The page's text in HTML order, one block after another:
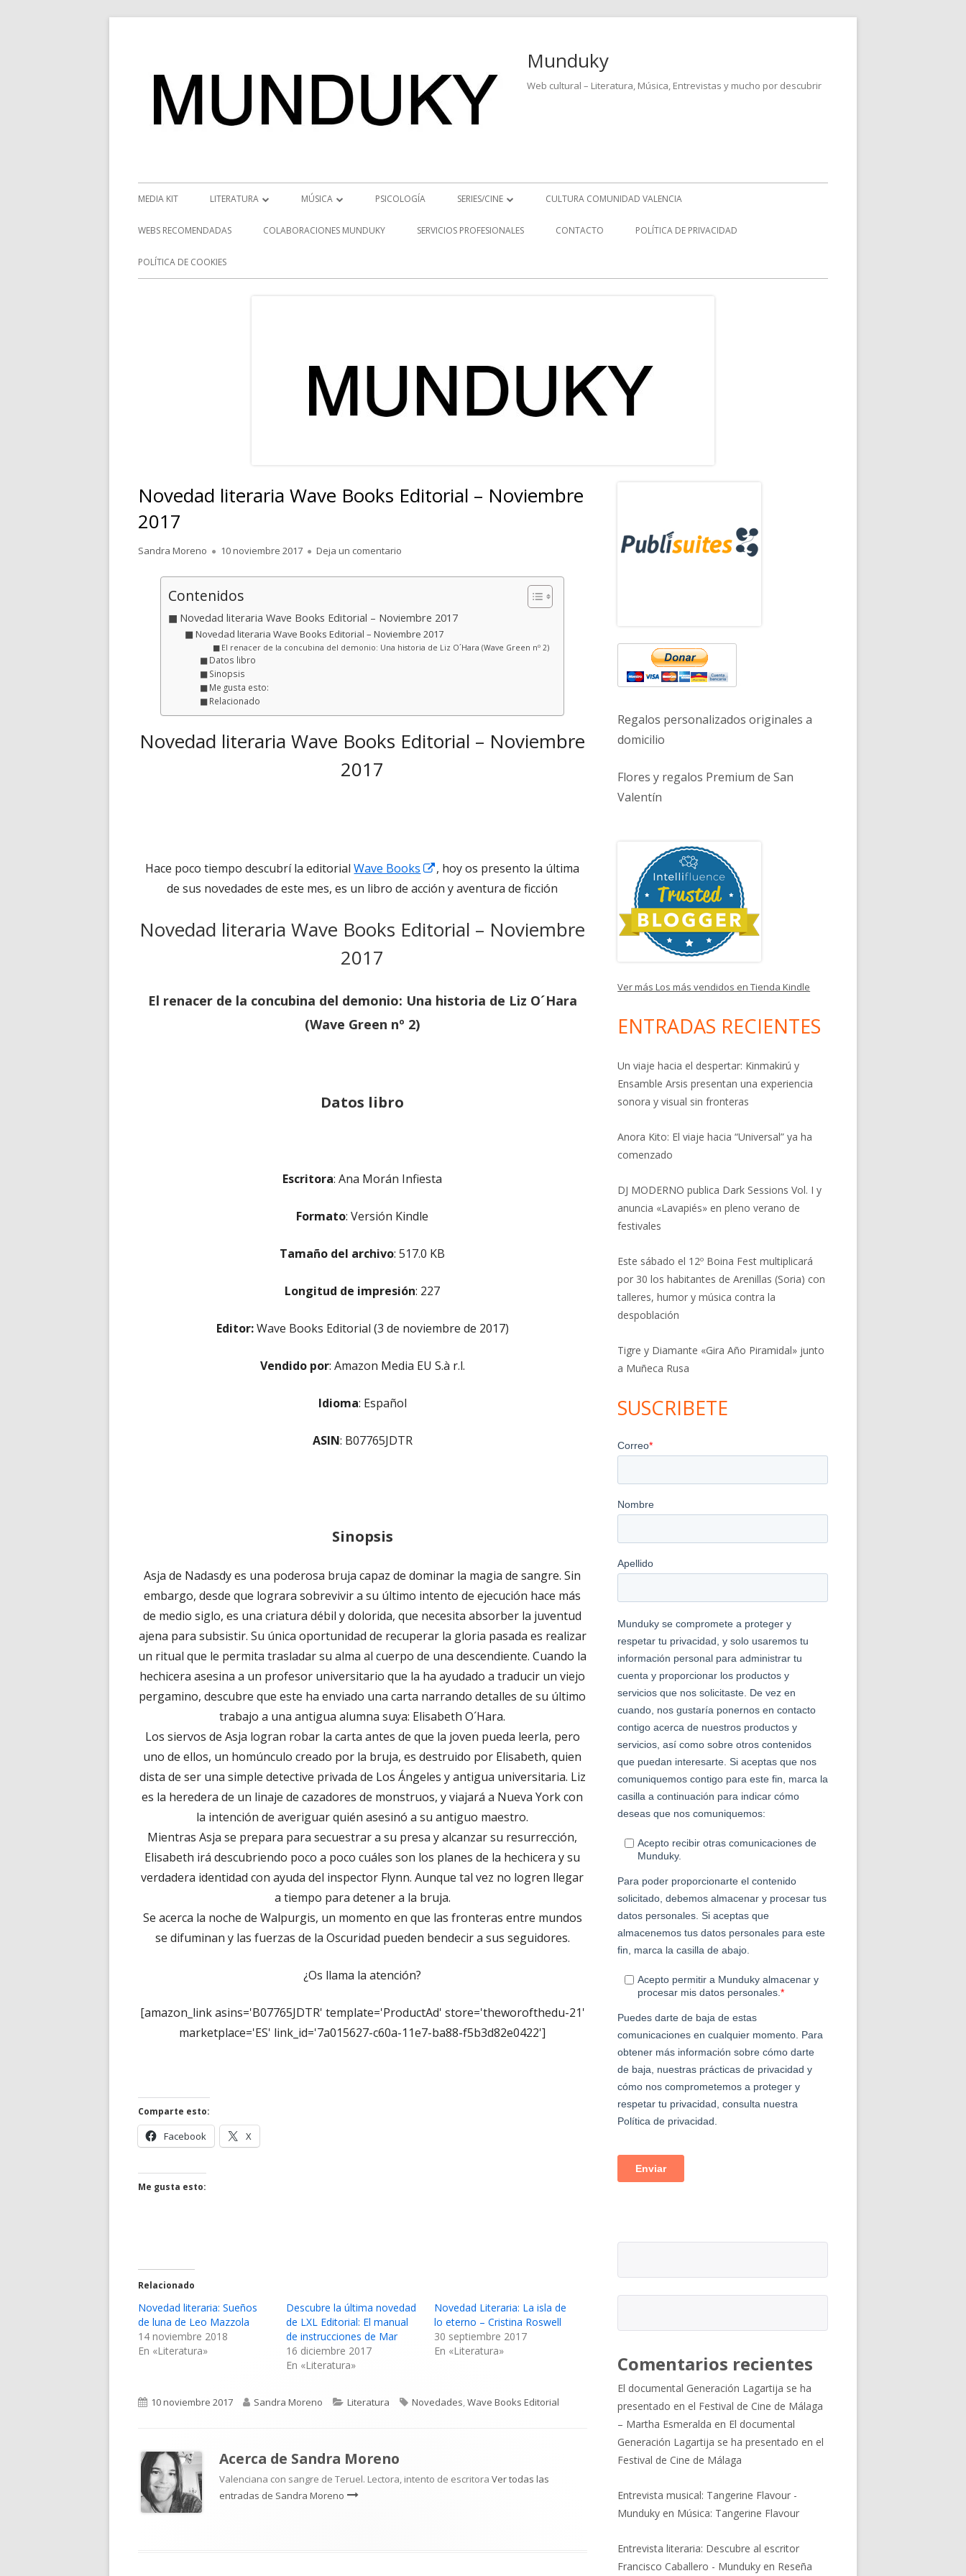
Munduky
Web cultural – Literatura, Música, Entrevistas y mucho por descubrir
Menú
principal
MEDIA KIT LITERATURA
RESEÑAS
NOVEDADES
MÚSICA
NOTICIAS MUSICALES
PSICOLOGÍA SERIES/CINE
SERIES
CULTURA COMUNIDAD VALENCIA
WEBS RECOMENDADAS COLABORACIONES MUNDUKY SERVICIOS PROFESIONALES CONTACTO POLÍTICA DE PRIVACIDAD
POLÍTICA DE COOKIES
Novedad literaria Wave Books Editorial – Noviembre
2017
Autor
Sandra Moreno
Publicado
10 noviembre 2017 Deja un comentario para Novedad literaria Wave Books Editorial – Noviembre 2017
Contenidos
Novedad literaria Wave Books Editorial – Noviembre 2017
Novedad literaria Wave Books Editorial – Noviembre 2017
El renacer de la concubina del demonio: Una historia de Liz O´Hara (Wave Green nº 2)
Datos libro
Sinopsis
Me gusta esto:
Relacionado
Novedad literaria Wave Books Editorial – Noviembre
2017
Hace poco tiempo descubrí la editorialWave Books
Abrir
en
ventana
, hoy os presento la última
de sus novedades de este mes, es un libro de acción y aventura de ficción
Novedad literaria Wave Books Editorial – Noviembre
2017
El renacer de la concubina del demonio: Una historia de Liz O´Hara
(Wave Green nº 2)
Datos libro
Escritora:Ana Morán Infiesta
Formato: Versión Kindle
Tamaño del archivo: 517.0 KB
Longitud de impresión: 227
Editor:Wave Books Editorial (3 de noviembre de 2017)
Vendido por: Amazon Media EU S.à r.l.
Idioma: Español
ASIN: B07765JDTR
Sinopsis
Asja de Nadasdy es una poderosa bruja capaz de dominar la magia de sangre. Sin
embargo, desde que lograra sobrevivir a su último intento de ejecución hace más
de medio siglo, es una criatura débil y dolorida, que necesita absorber la juventud
ajena para subsistir. Su única oportunidad de recuperar la gloria pasada es realizar
un ritual que le permita trasladar su alma al cuerpo de una descendiente. Cuando la
hechicera asesina a un profesor universitario que la ha ayudado a traducir un viejo
pergamino, descubre que este ha enviado una carta narrando detalles de su último
trabajo a una antigua alumna suya: Elisabeth O´Hara.
Los siervos de Asja logran robar la carta antes de que la joven pueda leerla, pero
uno de ellos, un homúnculo creado por la bruja, es destruido por Elisabeth, quien
dista de ser una simple detective privada de Los Ángeles y antigua universitaria. Liz
es la heredera de un linaje de cazadores de monstruos, y viajará a Nueva York con
la intención de averiguar quién asesinó a su antiguo maestro.
Mientras Asja se prepara para secuestrar a su presa y alcanzar su resurrección,
Elisabeth irá descubriendo poco a poco cuáles son los planes de la hechicera y su
verdadera identidad con ayuda del inspector Flynn. Aunque tal vez no logren llegar
a tiempo para detener a la bruja.
Se acerca la noche de Walpurgis, un momento en que las fronteras entre mundos
se difuminan y las fuerzas de la Oscuridad pueden bendecir a sus seguidores.
¿Os llama la atención?
[amazon_link asins='B07765JDTR' template='ProductAd' store='theworofthedu-21'
marketplace='ES' link_id='7a015627-c60a-11e7-ba88-f5b3d82e0422']
Comparte esto:
Facebook
Abrir
en
X
en
Me gusta esto:
Relacionado
Novedad literaria: Sueños
de luna de Leo Mazzola
14 noviembre 2018
En «Literatura»
Descubre la última novedad
de LXL Editorial: El manual
de instrucciones de Mar
16 diciembre 2017
En «Literatura»
Novedad Literaria: La isla de
lo eterno – Cristina Roswell
30 septiembre 2017
En «Literatura»
Publicado
10 noviembre 2017 Autor
Sandra Moreno Categorías
Literatura Etiquetas
Novedades,Wave Books Editorial
Acerca de Sandra Moreno
Valenciana con sangre de Teruel. Lectora, intento de escritora Ver todas las
entradas de Sandra Moreno
lateral
principal
Regalos personalizados originales a
domicilio
Flores y regalos Premium de San
Valentín
Ver más Los más vendidos en Tienda Kindle
ENTRADAS RECIENTES
Un viaje hacia el despertar: Kinmakirú y
Ensamble Arsis presentan una experiencia
sonora y visual sin fronteras
Anora Kito: El viaje hacia “Universal” ya ha
comenzado
DJ MODERNO publica Dark Sessions Vol. I y
anuncia «Lavapiés» en pleno verano de
festivales
Este sábado el 12º Boina Fest multiplicará
por 30 los habitantes de Arenillas (Soria) con
talleres, humor y música contra la
despoblación
Tigre y Diamante «Gira Año Piramidal» junto
a Muñeca Rusa
SUSCRIBETE
Comentarios recientes
El documental Generación Lagartija se ha
presentado en el Festival de Cine de Málaga
– Martha Esmeralda en El documental
Generación Lagartija se ha presentado en el
Festival de Cine de Málaga
Entrevista musical: Tangerine Flavour -
Munduky en Música: Tangerine Flavour
Entrevista literaria: Descubre al escritor
Francisco Caballero - Munduky en Reseña